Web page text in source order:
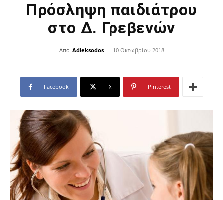
Πρόσληψη παιδιάτρου
στο Δ. Γρεβενών
Από Adieksodos - 10 Οκτωβρίου 2018
Facebook X Pinterest